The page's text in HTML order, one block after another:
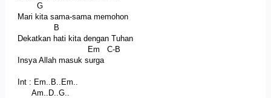
G
Mari kita sama-sama memohon
B
Dekatkan hati kita dengan Tuhan
Em C-B
Insya Allah masuk surga
Int : Em..B..Em..
Am..D..G..